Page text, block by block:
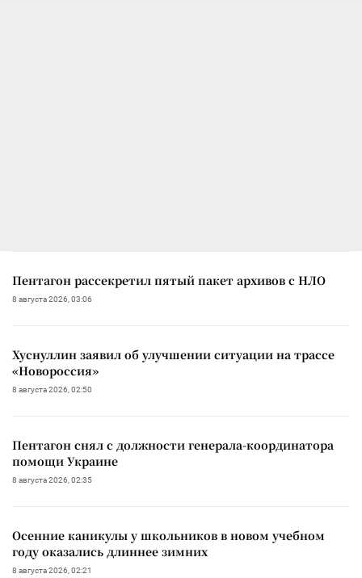
Пентагон рассекретил пятый пакет архивов с НЛО
8 августа 2026, 03:06
Хуснуллин заявил об улучшении ситуации на трассе
«Новороссия»
8 августа 2026, 02:50
Пентагон снял с должности генерала-координатора
помощи Украине
8 августа 2026, 02:35
Осенние каникулы у школьников в новом учебном
году оказались длиннее зимних
8 августа 2026, 02:21